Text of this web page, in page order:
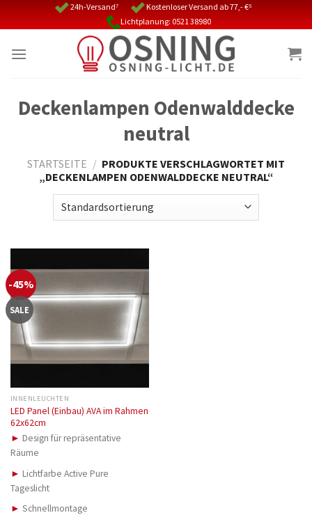
24h-Versand⁷
Kostenloser Versand ab 77,- €⁵
Lichtplanung: 0521 38980
Deckenlampen Odenwalddecke
neutral
STARTSEITE / PRODUKTE VERSCHLAGWORTET MIT
„DECKENLAMPEN ODENWALDDECKE NEUTRAL“
-45%
SALE
INNENLEUCHTEN
LED Panel (Einbau) AVA im Rahmen
62x62cm
► Design für repräsentative
Räume
► Lichtfarbe Active Pure
Tageslicht
► Schnellmontage